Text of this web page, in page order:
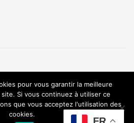
reserved.
pour vous garantir la meilleure
Si vous continuez à utiliser ce
que vous acceptez l'utilisation des
cookies.